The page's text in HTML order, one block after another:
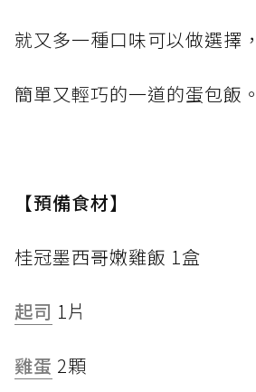
就又多一種口味可以做選擇，
簡單又輕巧的一道的蛋包飯。
【預備食材】
桂冠墨西哥嫩雞飯 1盒
起司 1片
雞蛋 2顆